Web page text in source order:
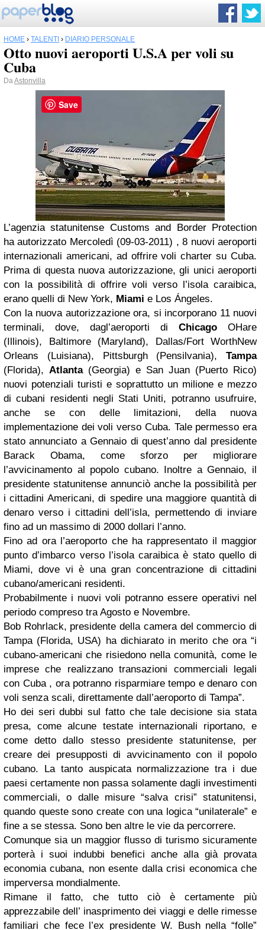
HOME › TALENTI › DIARIO PERSONALE
Otto nuovi aeroporti U.S.A per voli su
Cuba
DaAstonvilla
L’agenzia statunitense Customs and Border Protection
ha autorizzato Mercoledì (09-03-2011) , 8 nuovi aeroporti
internazionali americani, ad offrire voli charter su Cuba.
Prima di questa nuova autorizzazione, gli unici aeroporti
con la possibilità di offrire voli verso l’isola caraibica,
erano quelli di New York, Miami e Los Ángeles.
Con la nuova autorizzazione ora, si incorporano 11 nuovi
terminali, dove, dagl’aeroporti di Chicago OHare
(Illinois), Baltimore (Maryland), Dallas/Fort WorthNew
Orleans (Luisiana), Pittsburgh (Pensilvania), Tampa
(Florida), Atlanta(Georgia) e San Juan (Puerto Rico)
nuovi potenziali turisti e soprattutto un milione e mezzo
di cubani residenti negli Stati Uniti, potranno usufruire,
anche se con delle limitazioni, della nuova
implementazione dei voli verso Cuba. Tale permesso era
stato annunciato a Gennaio di quest’anno dal presidente
Barack Obama, come sforzo per migliorare
l’avvicinamento al popolo cubano. Inoltre a Gennaio, il
presidente statunitense annunciò anche la possibilità per
i cittadini Americani, di spedire una maggiore quantità di
denaro verso i cittadini dell’isla, permettendo di inviare
fino ad un massimo di 2000 dollari l’anno.
Fino ad ora l’aeroporto che ha rappresentato il maggior
punto d’imbarco verso l’isola caraibica è stato quello di
Miami, dove vi è una gran concentrazione di cittadini
cubano/americani residenti.
Probabilmente i nuovi voli potranno essere operativi nel
periodo compreso tra Agosto e Novembre.
Bob Rohrlack, presidente della camera del commercio di
Tampa (Florida, USA) ha dichiarato in merito che ora “i
cubano-americani che risiedono nella comunità, come le
imprese che realizzano transazioni commerciali legali
con Cuba , ora potranno risparmiare tempo e denaro con
voli senza scali, direttamente dall’aeroporto di Tampa”.
Ho dei seri dubbi sul fatto che tale decisione sia stata
presa, come alcune testate internazionali riportano, e
come detto dallo stesso presidente statunitense, per
creare dei presupposti di avvicinamento con il popolo
cubano. La tanto auspicata normalizzazione tra i due
paesi certamente non passa solamente dagli investimenti
commerciali, o dalle misure “salva crisi” statunitensi,
quando queste sono create con una logica “unilaterale” e
fine a se stessa. Sono ben altre le vie da percorrere.
Comunque sia un maggior flusso di turismo sicuramente
porterà i suoi indubbi benefici anche alla già provata
economia cubana, non esente dalla crisi economica che
imperversa mondialmente.
Rimane il fatto, che tutto ciò è certamente più
apprezzabile dell’ inasprimento dei viaggi e delle rimesse
familiari che fece l’ex presidente W. Bush nella “folle”
Save